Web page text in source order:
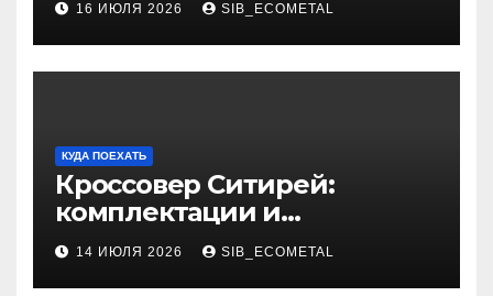
16 ИЮЛЯ 2026 SIB_ECOMETAL
КУДА ПОЕХАТЬ
Кроссовер Ситирей:
комплектации и
характеристики
14 ИЮЛЯ 2026 SIB_ECOMETAL